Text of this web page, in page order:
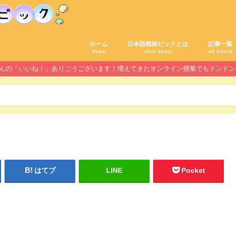
ホーム
Home
日本語教師ピックとは
what about
記事一覧
all article
の「いいね！」ありごうございます！増えてきたオンライン授業でもドンド
はてブ LINE Pocket